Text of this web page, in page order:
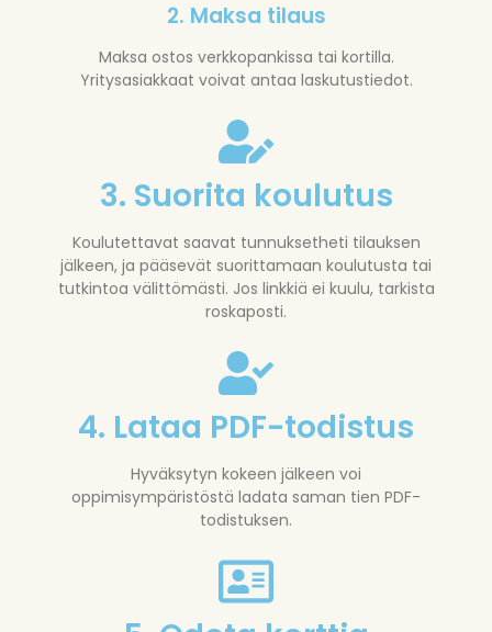
2. Maksa tilaus
Maksa ostos verkkopankissa tai kortilla.
Yritysasiakkaat voivat antaa laskutustiedot.
3. Suorita koulutus
Koulutettavat saavat tunnuksetheti tilauksen
jälkeen, ja pääsevät suorittamaan koulutusta tai
tutkintoa välittömästi. Jos linkkiä ei kuulu, tarkista
roskaposti.
4. Lataa PDF-todistus
Hyväksytyn kokeen jälkeen voi
oppimisympäristöstä ladata saman tien PDF-
todistuksen.